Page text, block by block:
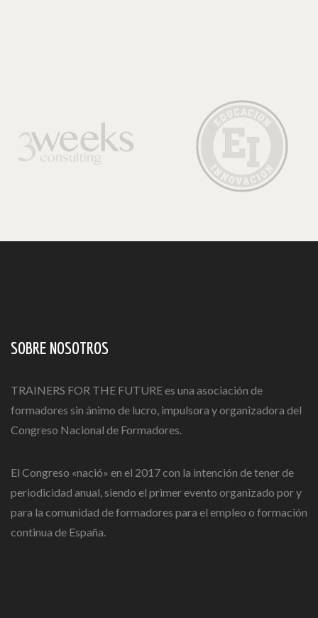
SOBRE NOSOTROS
TRAINERS FOR THE FUTURE es una asociación de
formadores sin ánimo de lucro, impulsora y organizadora del
Congreso Nacional de Formadores.
El Congreso «nació» en el 2017 con la intención de tener de
periodicidad anual, siendo el primer evento organizado por y
para la comunidad de formadores para el empleo o formación
continua de España.